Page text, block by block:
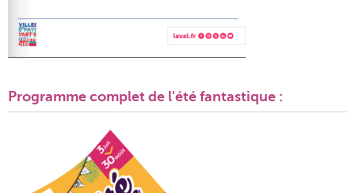
Programme complet de l'été fantastique :